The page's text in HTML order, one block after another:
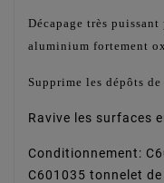
Décapage très
aluminium fortement
Supprime les dépôts
Ravive les surfaces
Conditionnement:
C601035 tonnelet de